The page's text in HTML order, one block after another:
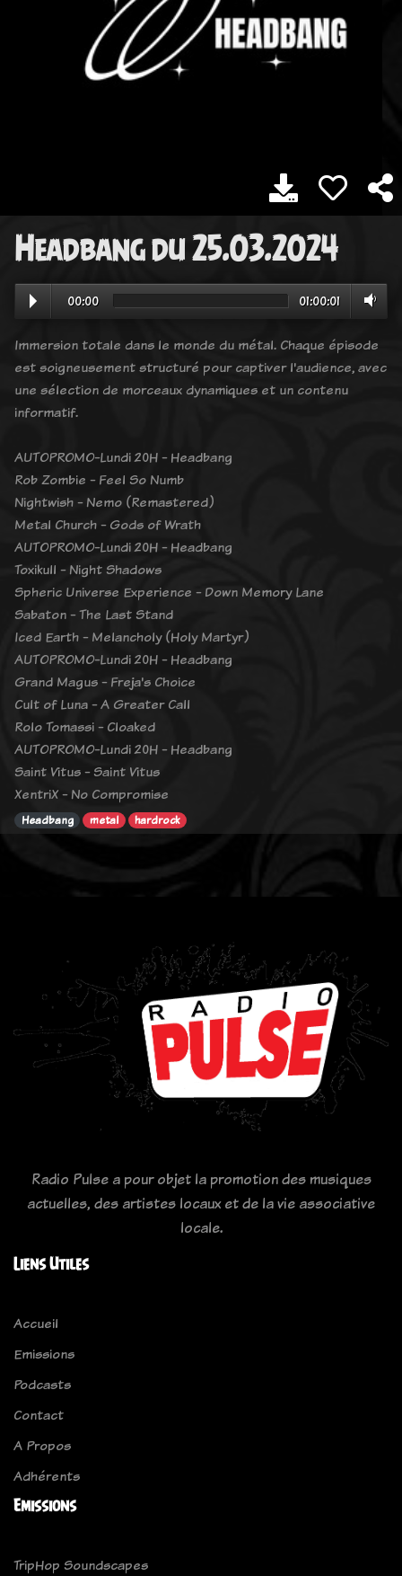
Headbang du 25.03.2024
00:00 01:00:01
Immersion totale dans le monde du métal. Chaque épisode
est soigneusement structuré pour captiver l'audience, avec
une sélection de morceaux dynamiques et un contenu
informatif.
AUTOPROMO-Lundi 20H - Headbang
Rob Zombie - Feel So Numb
Nightwish - Nemo (Remastered)
Metal Church - Gods of Wrath
AUTOPROMO-Lundi 20H - Headbang
Toxikull - Night Shadows
Spheric Universe Experience - Down Memory Lane
Sabaton - The Last Stand
Iced Earth - Melancholy (Holy Martyr)
AUTOPROMO-Lundi 20H - Headbang
Grand Magus - Freja's Choice
Cult of Luna - A Greater Call
Rolo Tomassi - Cloaked
AUTOPROMO-Lundi 20H - Headbang
Saint Vitus - Saint Vitus
XentriX - No Compromise
Headbang metal hardrock
Radio Pulse a pour objet la promotion des musiques
actuelles, des artistes locaux et de la vie associative
locale.
Liens Utiles
Accueil
Emissions
Podcasts
Contact
A Propos
Adhérents
Emissions
TripHop Soundscapes